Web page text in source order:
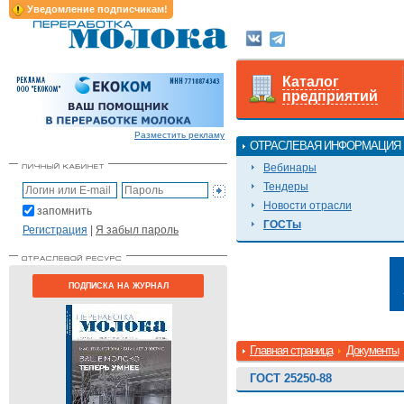
Уведомление подписчикам!
Разместить рекламу
запомнить
Регистрация | Я забыл пароль
ПОДПИСКА НА ЖУРНАЛ
Каталог
предприятий
ОТРАСЛЕВАЯ ИНФОРМАЦИЯ
Вебинары
Тендеры
Новости отрасли
ГОСТы
Главная страница Документы
ГОСТ 25250-88